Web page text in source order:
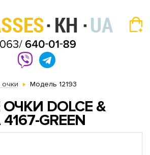
Модель 12193
DOLCE &
GREEN